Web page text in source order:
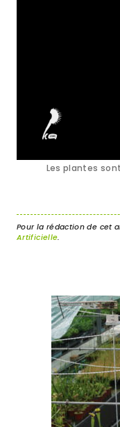
Les plantes
Pour la rédaction de cet
Artificielle.